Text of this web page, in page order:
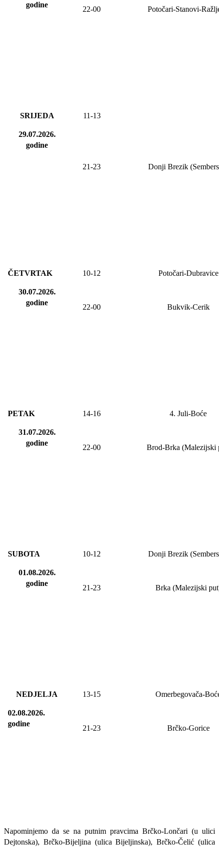
godine
22-00 Potočari-Stanovi-
SRIJEDA
29.07.2026.
godine
11-13
21-23 Donji Brezik
ČETVRTAK
30.07.2026.
godine
10-12 Potočari-Dubravice
22-00 Bukvik-Cerik
PETAK
31.07.2026.
godine
14-16 4. Juli-Boće
22-00 Brod-Brka (Malezijski
SUBOTA
01.08.2026.
godine
10-12 Donji Brezik
21-23 Brka (Malezijski
NEDJELJA
02.08.2026.
godine
13-15 Omerbegovača-
21-23 Brčko-Gorice
Napominjemo da se na putnim pravcima Brčko-Lončari (u ulici
Dejtonska), Brčko-Bijeljina (ulica Bijeljinska), Brčko-Čelić (ulica